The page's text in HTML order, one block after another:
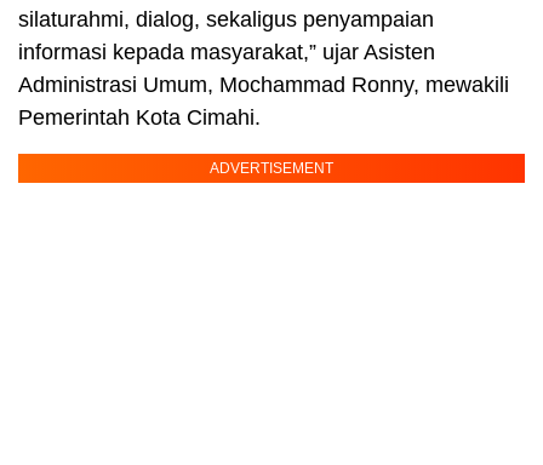
silaturahmi, dialog, sekaligus penyampaian
informasi kepada masyarakat,” ujar Asisten
Administrasi Umum, Mochammad Ronny, mewakili
Pemerintah Kota Cimahi.
ADVERTISEMENT